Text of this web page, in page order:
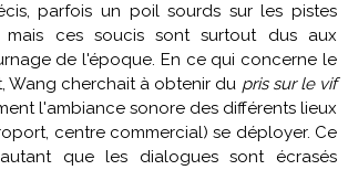
parfois un poil sourds sur les pistes
mais ces soucis sont surtout dus aux
de l'époque. En ce qui concerne le
Wang cherchait à obtenir du pris sur le vif
l'ambiance sonore des différents lieux
centre commercial) se déployer. Ce
que les dialogues sont écrasés